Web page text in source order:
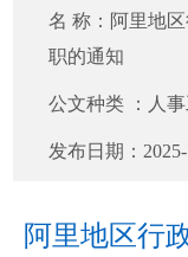
名 称： 阿里地
职的通知
公文种类 ： 人
发布日期：
阿里地区行